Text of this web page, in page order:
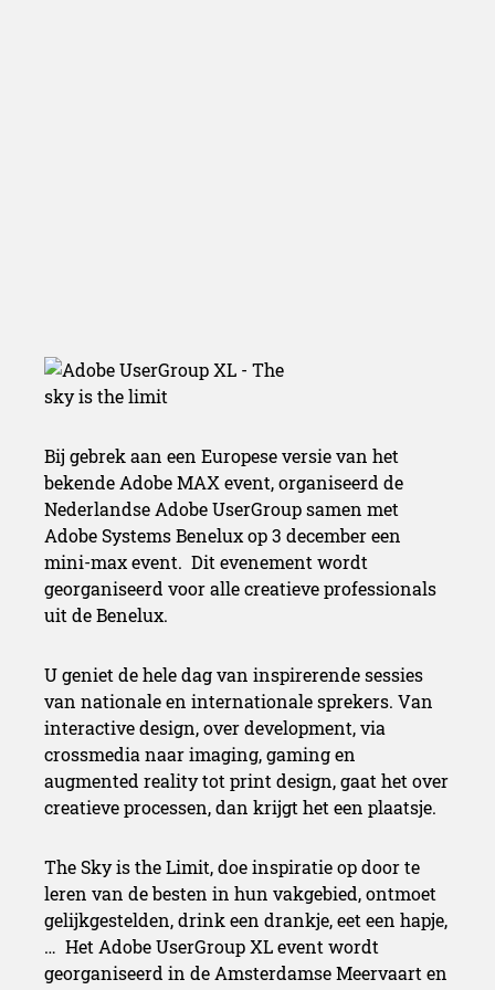
Bij gebrek aan een Europese versie van het
bekende Adobe MAX event, organiseerd de
Nederlandse Adobe UserGroup samen met
Adobe Systems Benelux op 3 december een
mini-max event. Dit evenement wordt
georganiseerd voor alle creatieve professionals
uit de Benelux.
U geniet de hele dag van inspirerende sessies
van nationale en internationale sprekers. Van
interactive design, over development, via
crossmedia naar imaging, gaming en
augmented reality tot print design, gaat het over
creatieve processen, dan krijgt het een plaatsje.
The Sky is the Limit, doe inspiratie op door te
leren van de besten in hun vakgebied, ontmoet
gelijkgestelden, drink een drankje, eet een hapje,
… Het Adobe UserGroup XL event wordt
georganiseerd in de Amsterdamse Meervaart en